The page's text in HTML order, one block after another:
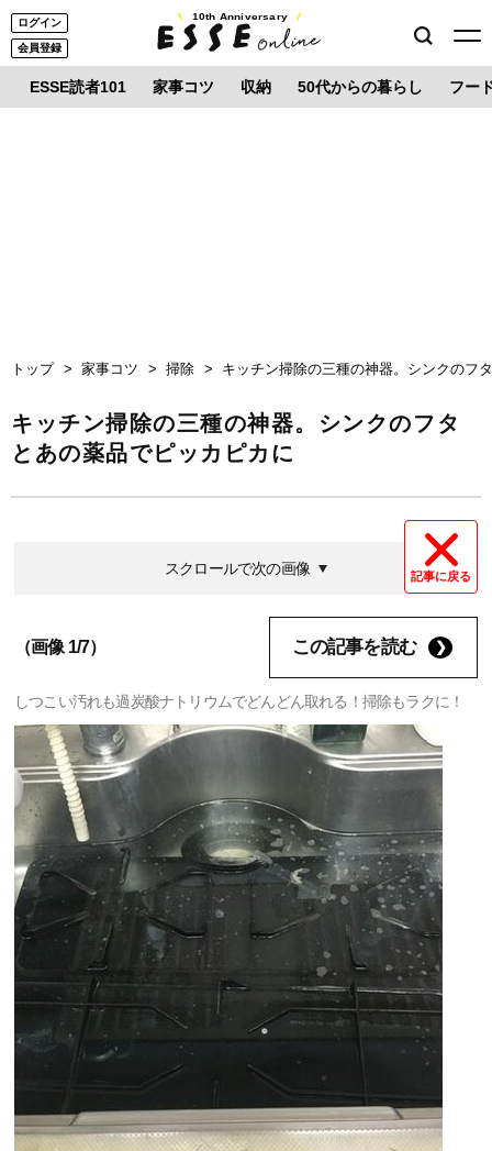
ログイン
会員登録
10th Anniversary
ESSE読者101 家事コツ 収納 50代からの暮らし フー
トップ 家事コツ 掃除 キッチン掃除の三種の神器。シンクのフ
キッチン掃除の三種の神器。シンクのフタ
とあの薬品でピッカピカに
記事に戻る
スクロールで次の画像
（画像 1/7） この記事を読む
しつこい汚れも過炭酸ナトリウムでどんどん取れる！掃除もラクに！